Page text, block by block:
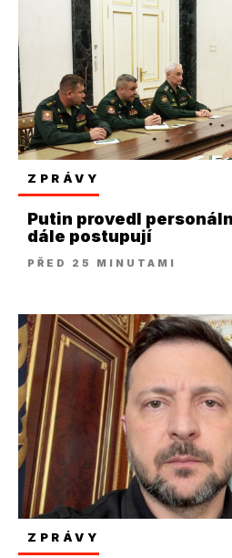
ZPRÁVY
Putin provedl
dále postupují
PŘED 25 MINUTAMI
ZPRÁVY